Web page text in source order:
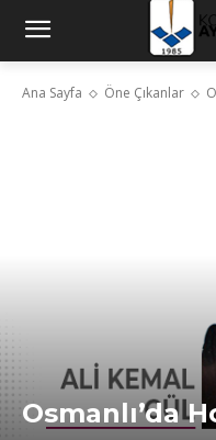
Ana Sayfa Öne Çıkanlar
Osmanlı’da